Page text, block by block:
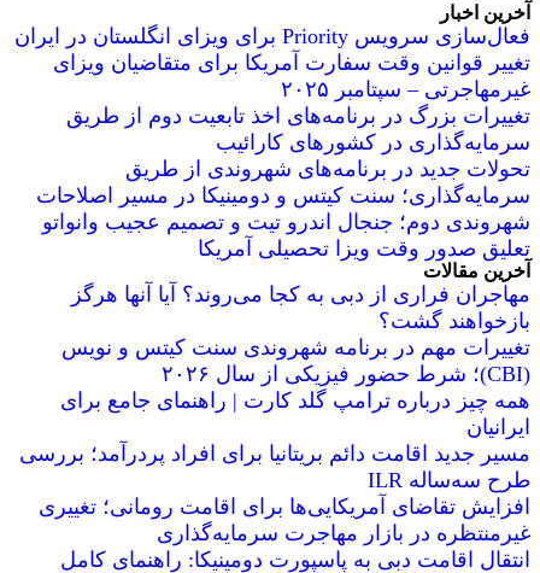
آخرین اخبار
فعال‌سازی سرویس Priority برای ویزای انگلستان در ایران
تغییر قوانین وقت سفارت آمریکا برای متقاضیان ویزای
غیرمهاجرتی – سپتامبر ۲۰۲۵
تغییرات بزرگ در برنامه‌های اخذ تابعیت دوم از طریق
سرمایه‌گذاری در کشورهای کارائیب
تحولات جدید در برنامه‌های شهروندی از طریق
سرمایه‌گذاری؛ سنت کیتس و دومینیکا در مسیر اصلاحات
شهروندی دوم؛ جنجال اندرو تیت و تصمیم عجیب وانواتو
تعلیق صدور وقت ویزا تحصیلی آمریکا
آخرین مقالات
مهاجران فراری از دبی به کجا می‌روند؟ آیا آنها هرگز
بازخواهند گشت؟
تغییرات مهم در برنامه شهروندی سنت کیتس و نویس
(CBI)؛ شرط حضور فیزیکی از سال ۲۰۲۶
همه چیز درباره ترامپ گلد کارت | راهنمای جامع برای
ایرانیان
مسیر جدید اقامت دائم بریتانیا برای افراد پردرآمد؛ بررسی
طرح سه‌ساله ILR
افزایش تقاضای آمریکایی‌ها برای اقامت رومانی؛ تغییری
غیرمنتظره در بازار مهاجرت سرمایه‌گذاری
انتقال اقامت دبی به پاسپورت دومینیکا: راهنمای کامل